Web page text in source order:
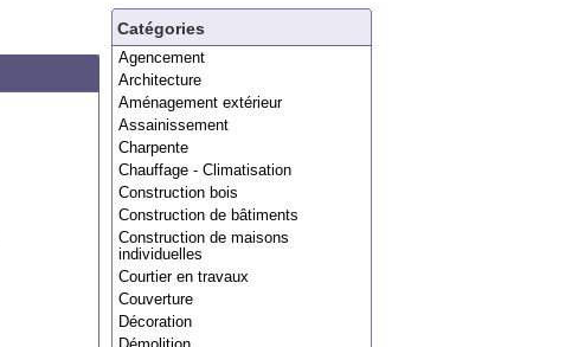
Catégories
Agencement
Architecture
Aménagement extérieur
Assainissement
Charpente
Chauffage - Climatisation
Construction bois
Construction de bâtiments
Construction de maisons
individuelles
Courtier en travaux
Couverture
Décoration